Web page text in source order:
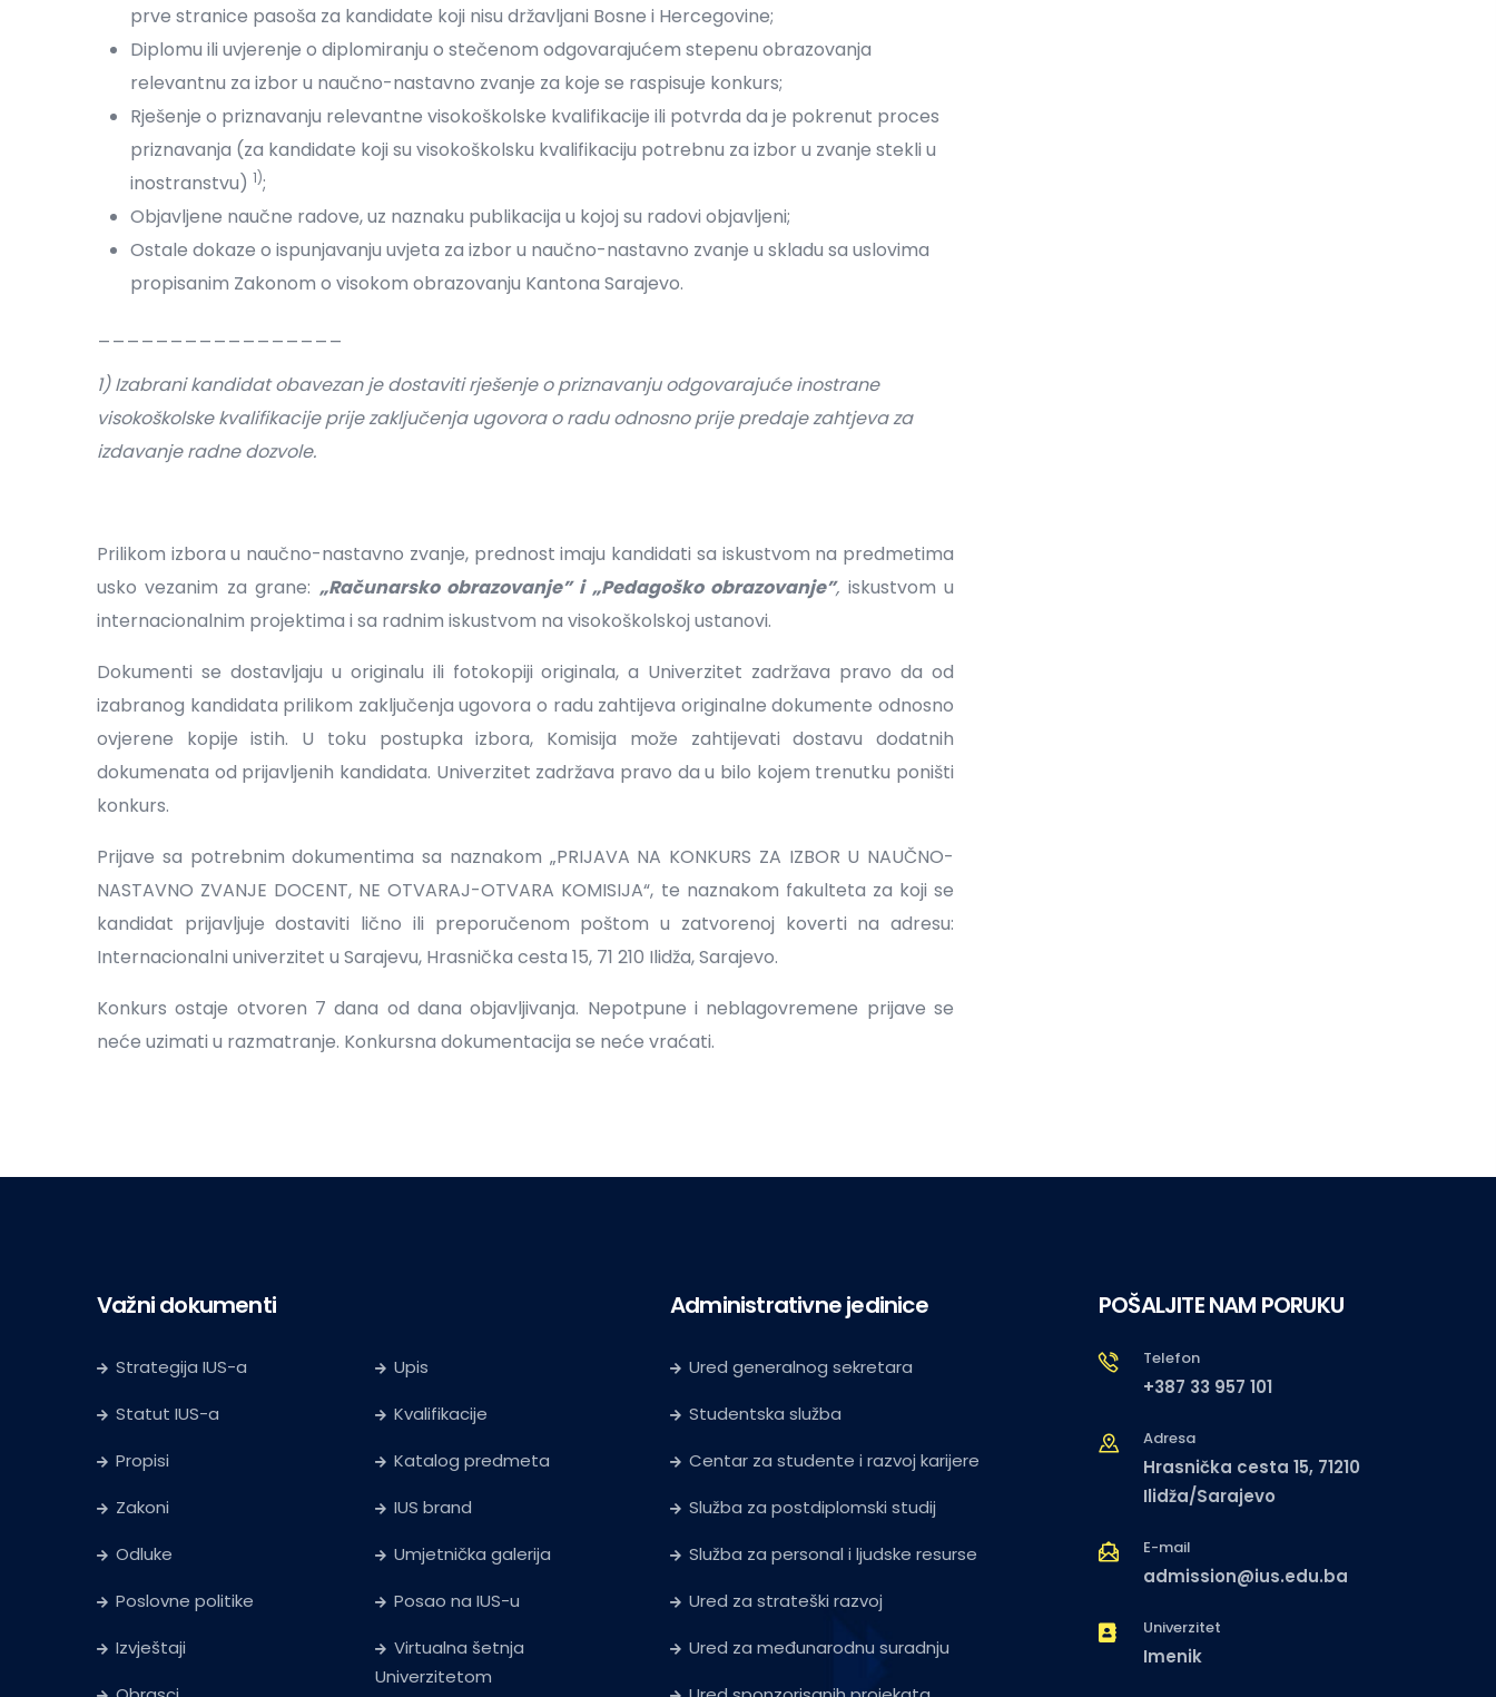
prve stranice pasoša za kandidate koji nisu državljani Bosne i Hercegovine;
Diplomu ili uvjerenje o diplomiranju o stečenom odgovarajućem stepenu obrazovanja
relevantnu za izbor u naučno-nastavno zvanje za koje se raspisuje konkurs;
Rješenje o priznavanju relevantne visokoškolske kvalifikacije ili potvrda da je pokrenut proces
priznavanja (za kandidate koji su visokoškolsku kvalifikaciju potrebnu za izbor u zvanje stekli u
inostranstvu) 1);
Objavljene naučne radove, uz naznaku publikacija u kojoj su radovi objavljeni;
Ostale dokaze o ispunjavanju uvjeta za izbor u naučno-nastavno zvanje u skladu sa uslovima
propisanim Zakonom o visokom obrazovanju Kantona Sarajevo.
1) Izabrani kandidat obavezan je dostaviti rješenje o priznavanju odgovarajuće inostrane
visokoškolske kvalifikacije prije zaključenja ugovora o radu odnosno prije predaje zahtjeva za
izdavanje radne dozvole.
Prilikom izbora u naučno-nastavno zvanje, prednost imaju kandidati sa iskustvom na predmetima
usko vezanim za grane: „Računarsko obrazovanje” i „Pedagoško obrazovanje”, iskustvom u
internacionalnim projektima i sa radnim iskustvom na visokoškolskoj ustanovi.
Dokumenti se dostavljaju u originalu ili fotokopiji originala, a Univerzitet zadržava pravo da od
izabranog kandidata prilikom zaključenja ugovora o radu zahtijeva originalne dokumente odnosno
ovjerene kopije istih. U toku postupka izbora, Komisija može zahtijevati dostavu dodatnih
dokumenata od prijavljenih kandidata. Univerzitet zadržava pravo da u bilo kojem trenutku poništi
konkurs.
Prijave sa potrebnim dokumentima sa naznakom „PRIJAVA NA KONKURS ZA IZBOR U NAUČNO-
NASTAVNO ZVANJE DOCENT, NE OTVARAJ-OTVARA KOMISIJA“, te naznakom fakulteta za koji se
kandidat prijavljuje dostaviti lično ili preporučenom poštom u zatvorenoj koverti na adresu:
Internacionalni univerzitet u Sarajevu, Hrasnička cesta 15, 71 210 Ilidža, Sarajevo.
Konkurs ostaje otvoren 7 dana od dana objavljivanja. Nepotpune i neblagovremene prijave se
neće uzimati u razmatranje. Konkursna dokumentacija se neće vraćati.
Važni dokumenti
Strategija IUS-a
Statut IUS-a
Propisi
Zakoni
Odluke
Poslovne politike
Izvještaji
Upis
Kvalifikacije
Katalog predmeta
IUS brand
Umjetnička galerija
Posao na IUS-u
Virtualna šetnja
Univerzitetom
Administrativne jedinice
Ured generalnog sekretara
Studentska služba
Centar za studente i razvoj karijere
Služba za postdiplomski studij
Služba za personal i ljudske resurse
Ured za strateški razvoj
Ured za međunarodnu suradnju
POŠALJITE NAM PORUKU
Telefon
+387 33 957 101
Adresa
Hrasnička cesta 15, 71210
Ilidža/Sarajevo
E-mail
admission@ius.edu.ba
Univerzitet
Imenik